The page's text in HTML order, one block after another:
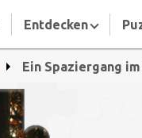
Entdecken
Ein Spaziergang im